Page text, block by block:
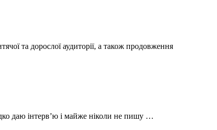
та дорослої аудиторії, а також продовження
даю інтерв’ю і майже ніколи не пишу …